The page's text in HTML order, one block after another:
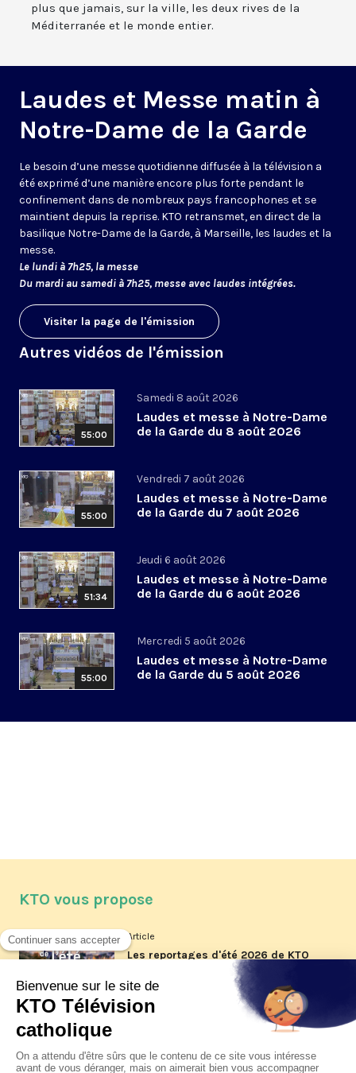
plus que jamais, sur la ville, les deux rives de la
Méditerranée et le monde entier.
Laudes et Messe matin à
Notre-Dame de la Garde
Le besoin d’une messe quotidienne diffusée à la télévision a
été exprimé d’une manière encore plus forte pendant le
confinement dans de nombreux pays francophones et se
maintient depuis la reprise. KTO retransmet, en direct de la
basilique Notre-Dame de la Garde, à Marseille, les laudes et la
messe.
Le lundi à 7h25, la messe
Du mardi au samedi à 7h25, messe avec laudes intégrées.
Visiter la page de l'émission
Autres vidéos de l'émission
55:00
Samedi 8 août 2026
Laudes et messe à Notre-Dame
de la Garde du 8 août 2026
55:00
Vendredi 7 août 2026
Laudes et messe à Notre-Dame
de la Garde du 7 août 2026
51:34
Jeudi 6 août 2026
Laudes et messe à Notre-Dame
de la Garde du 6 août 2026
55:00
Mercredi 5 août 2026
Laudes et messe à Notre-Dame
de la Garde du 5 août 2026
KTO vous propose
Article
Les reportages d'été 2026 de KTO
Article
La visite pastorale du pape Léon
jeudi 6 août